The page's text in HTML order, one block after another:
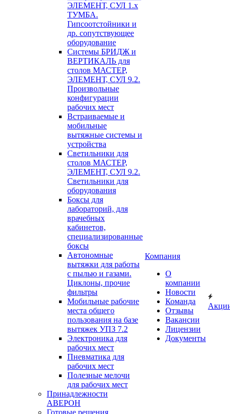
ЭЛЕМЕНТ, СУЛ 1.х
ТУМБА.
Гипсоотстойники и
др. сопутствующее
оборудование
Системы БРИДЖ и
ВЕРТИКАЛЬ для
столов МАСТЕР,
ЭЛЕМЕНТ, СУЛ 9.2.
Произвольные
конфигурации
рабочих мест
Встраиваемые и
мобильные
вытяжные системы и
устройства
Светильники для
столов МАСТЕР,
ЭЛЕМЕНТ, СУЛ 9.2.
Светильники для
оборудования
Боксы для
лабораторий, для
врачебных
кабинетов,
специализированные
боксы
Автономные
вытяжки для работы
с пылью и газами.
Циклоны, прочие
фильтры
Мобильные рабочие
места общего
пользования на базе
вытяжек УПЗ 7.2
Электроника для
рабочих мест
Пневматика для
рабочих мест
Полезные мелочи
для рабочих мест
Принадлежности
АВЕРОН
Готовые решения
Компания
О
компании
Новости
Команда
Отзывы
Вакансии
Лицензии
Документы